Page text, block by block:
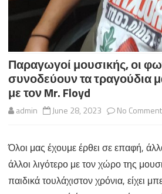
Παραγωγοί μουσικής, οι
συνοδεύουν τα τραγούδια
με τον Mr. Floyd
admin June 28, 2023 No
Όλοι μας έχουμε έρθει σε επαφή,
άλλοι λιγότερο με τον χώρο της
παιδικά τουλάχιστον χρόνια, είχει